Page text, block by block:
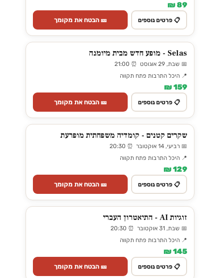
89 ₪
📋 פרטים נוספים 🎫 הבטח את מקומך
Selas - מופע חדש מבית מיומנה
📅 שבת, 29 אוגוסט ⏰ 21:00
📍 היכל התרבות פתח תקווה
159 ₪
📋 פרטים נוספים 🎫 הבטח את מקומך
שקרים קטנים - קומדיה משפחתית מופרעת
📅 רביעי, 14 אוקטובר ⏰ 20:30
📍 היכל התרבות פתח תקווה
129 ₪
📋 פרטים נוספים 🎫 הבטח את מקומך
זוגיות AI - התיאטרון העברי
📅 שבת, 31 אוקטובר ⏰ 20:30
📍 היכל התרבות פתח תקווה
145 ₪
📋 פרטים נוספים 🎫 הבטח את מקומך